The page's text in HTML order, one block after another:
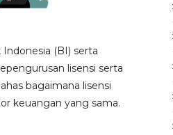
(BI) serta
lisensi serta
bagaimana lisensi
keuangan yang sama.